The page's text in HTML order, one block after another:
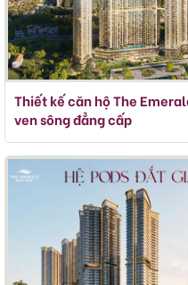
Thiết kế căn hộ The
ven sông đẳng cấp